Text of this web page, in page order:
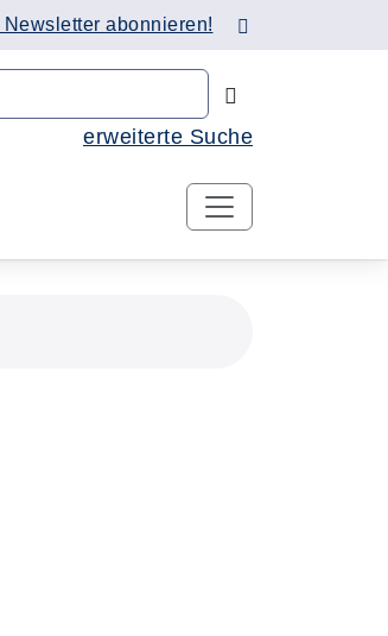
Newsletter abonnieren!
erweiterte Suche